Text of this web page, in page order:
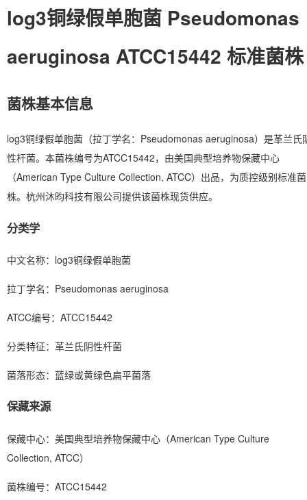
log3铜绿假单胞菌 Pseudomonas
aeruginosa ATCC15442 标准菌株
菌株基本信息
log3铜绿假单胞菌（拉丁学名：Pseudomonas aeruginosa）是革兰氏
性杆菌。本菌株编号为ATCC15442，由美国典型培养物保藏中心
（American Type Culture Collection, ATCC）出品，为质控级别标准菌
株。杭州沐昀科技有限公司提供该菌株现货供应。
分类学
中文名称：log3铜绿假单胞菌
拉丁学名：Pseudomonas aeruginosa
ATCC编号：ATCC15442
分类特征：革兰氏阴性杆菌
菌落形态：蓝绿或黄绿色扁平菌落
保藏来源
保藏中心：美国典型培养物保藏中心（American Type Culture
Collection, ATCC）
菌株编号：ATCC15442